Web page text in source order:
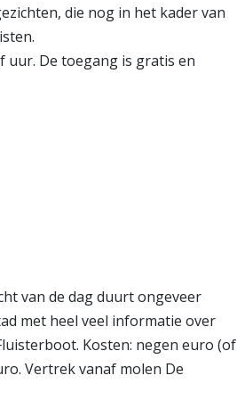
die nog in het kader van
uur. De toegang is gratis en
van de dag duurt ongeveer
met heel veel informatie over
Kosten: negen euro (of
Vertrek vanaf molen De